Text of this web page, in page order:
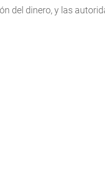
del dinero, y las